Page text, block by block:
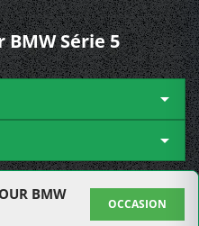
Série 5


BMW
OCCASION